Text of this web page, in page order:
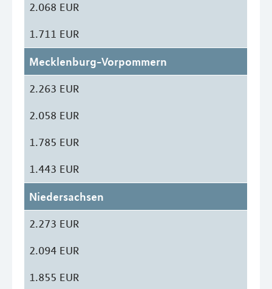
2.068 EUR
1.711 EUR
Mecklenburg-Vorpommern
2.263 EUR
2.058 EUR
1.785 EUR
1.443 EUR
Niedersachsen
2.273 EUR
2.094 EUR
1.855 EUR